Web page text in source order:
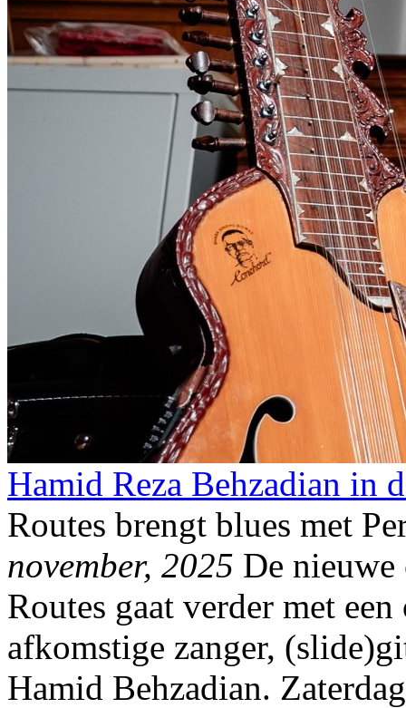
Hamid Reza Behzadian in
Routes brengt blues met
november, 2025 De
Routes gaat verder met
afkomstige zanger,
Hamid Behzadian.